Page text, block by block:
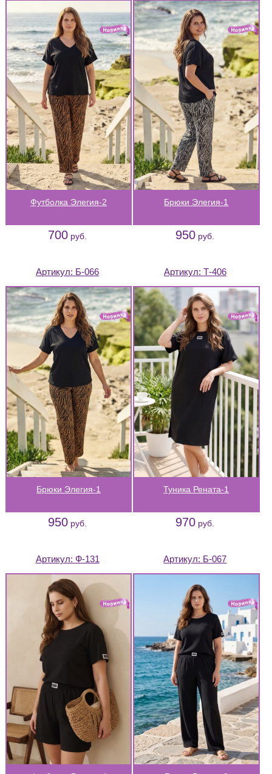
Футболка Элегия-2
700 руб.
Брюки Элегия-1
950 руб.
Артикул: Б-066
Брюки Элегия-1
950 руб.
Артикул: Т-406
Туника Рената-1
970 руб.
Артикул: Ф-131 Артикул: Б-067